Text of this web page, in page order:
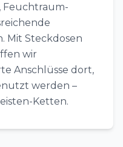
Feuchtraum-
Mit Steckdosen
wir
Anschlüsse dort,
werden –
Ketten.